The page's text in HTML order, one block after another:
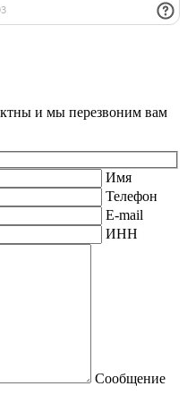
и мы перезвоним вам
Имя
Телефон
E-mail
ИНН
Сообщение